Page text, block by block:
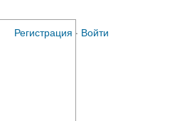
Регистрация · Войти